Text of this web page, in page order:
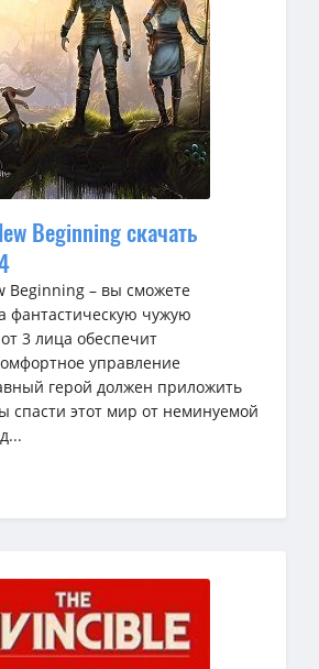
Beginning скачать
Beginning – вы сможете
фантастическую чужую
3 лица обеспечит
управление
герой должен приложить
спасти этот мир от неминуемой